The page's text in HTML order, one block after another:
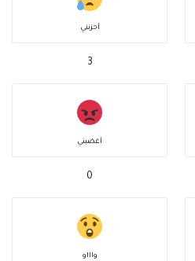
أحزنني
3
أغضبني
0
واااو